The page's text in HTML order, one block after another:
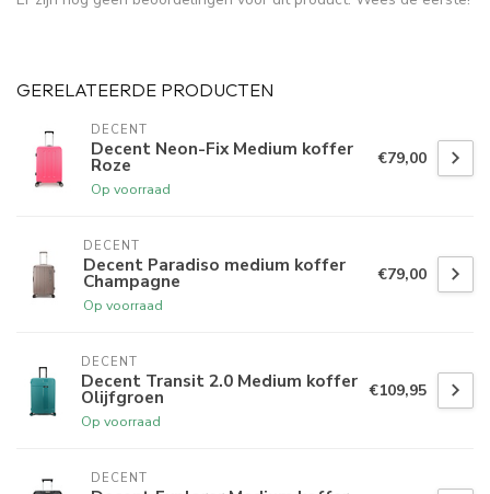
GERELATEERDE PRODUCTEN
DECENT
Decent Neon-Fix Medium koffer
Roze
Op voorraad
€79,00
DECENT
Decent Paradiso medium koffer
Champagne
Op voorraad
€79,00
DECENT
Decent Transit 2.0 Medium koffer
Olijfgroen
Op voorraad
€109,95
DECENT